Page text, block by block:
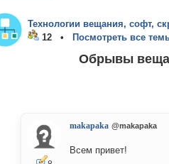
Технологии вещания, софт,
12 •
Посмотреть все
Обрывы
makapaka @makapaka
Всем привет!